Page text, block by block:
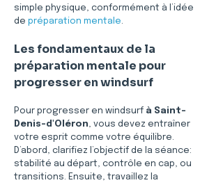
simple physique, conformément à l’idée
de préparation mentale.
Les fondamentaux de la
préparation mentale pour
progresser en windsurf
Pour progresser en windsurf à Saint-
Denis-d'Oléron, vous devez entraîner
votre esprit comme votre équilibre.
D’abord, clarifiez l’objectif de la séance:
stabilité au départ, contrôle en cap, ou
transitions. Ensuite, travaillez la